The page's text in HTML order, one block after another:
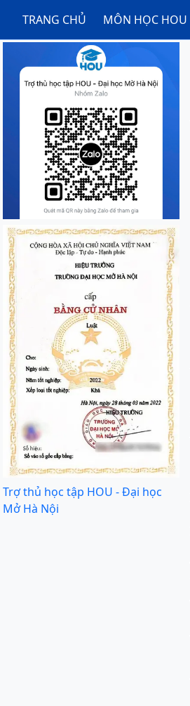
TRANG CHỦ MÔN HỌC HOU
Trợ thủ học tập HOU - Đại học
Mở Hà Nội